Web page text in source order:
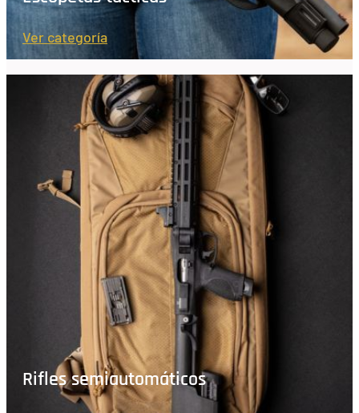
Ver categoría
Rifles semiautomáticos